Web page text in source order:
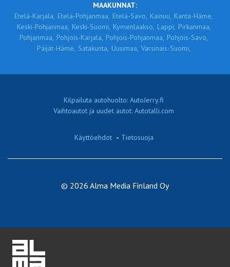
MAAKUNNAT:
Etelä-Karjala, Etelä-Pohjanmaa, Etelä-Savo, Kainuu, Kanta-Häme,
Keski-Pohjanmaa, Keski-Suomi, Kymenlaakso, Lappi, Pirkanmaa,
Pohjanmaa, Pohjois-Karjala, Pohjois-Pohjanmaa, Pohjois-Savo,
Päijät-Häme, Satakunta, Uusimaa, Varsinais-Suomi,
Kilpailuta autohuolto: AutoJerry.fi
Vaihtoautot ja uudet autot: Autotalli.com
Käyttöehdot - Tietosuoja
© 2026 Alma Media Finland Oy